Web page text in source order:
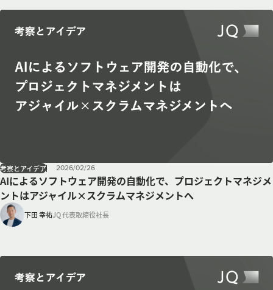
AIによるソフトウェア開発の自動化で、プロジェクトマネジメ
ントはアジャイル×スクラムマネジメントへ
考察とアイデア 2026/02/26
下田 幸祐JQ 代表取締役社長